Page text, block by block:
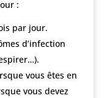
:
par jour.
d’infection
vous êtes en
vous devez